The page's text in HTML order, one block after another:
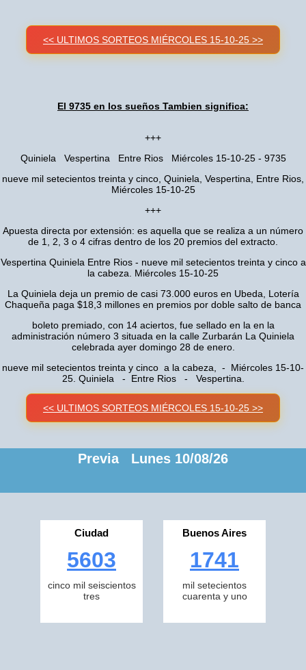
<< ULTIMOS SORTEOS MIÉRCOLES 15-10-25 >>
El 9735 en los sueños Tambien significa:
+++
Quiniela Vespertina Entre Rios Miércoles 15-10-25 - 9735
nueve mil setecientos treinta y cinco, Quiniela, Vespertina, Entre Rios,
Miércoles 15-10-25
+++
Apuesta directa por extensión: es aquella que se realiza a un número
de 1, 2, 3 o 4 cifras dentro de los 20 premios del extracto.
Vespertina Quiniela Entre Rios - nueve mil setecientos treinta y cinco a
la cabeza. Miércoles 15-10-25
La Quiniela deja un premio de casi 73.000 euros en Ubeda, Lotería
Chaqueña paga $18,3 millones en premios por doble salto de banca
boleto premiado, con 14 aciertos, fue sellado en la en la
administración número 3 situada en la calle Zurbarán La Quiniela
celebrada ayer domingo 28 de enero.
nueve mil setecientos treinta y cinco a la cabeza, - Miércoles 15-10-
25. Quiniela - Entre Rios - Vespertina.
<< ULTIMOS SORTEOS MIÉRCOLES 15-10-25 >>
Previa Lunes 10/08/26
Ciudad
5603
cinco mil seiscientos
tres
Buenos Aires
1741
mil setecientos
cuarenta y uno